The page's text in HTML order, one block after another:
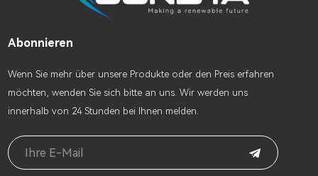
Abonnieren
Wenn Sie mehr über unsere Produkte oder den Preis erfahren
möchten, wenden Sie sich bitte an uns. Wir werden uns
innerhalb von 24 Stunden bei Ihnen melden.